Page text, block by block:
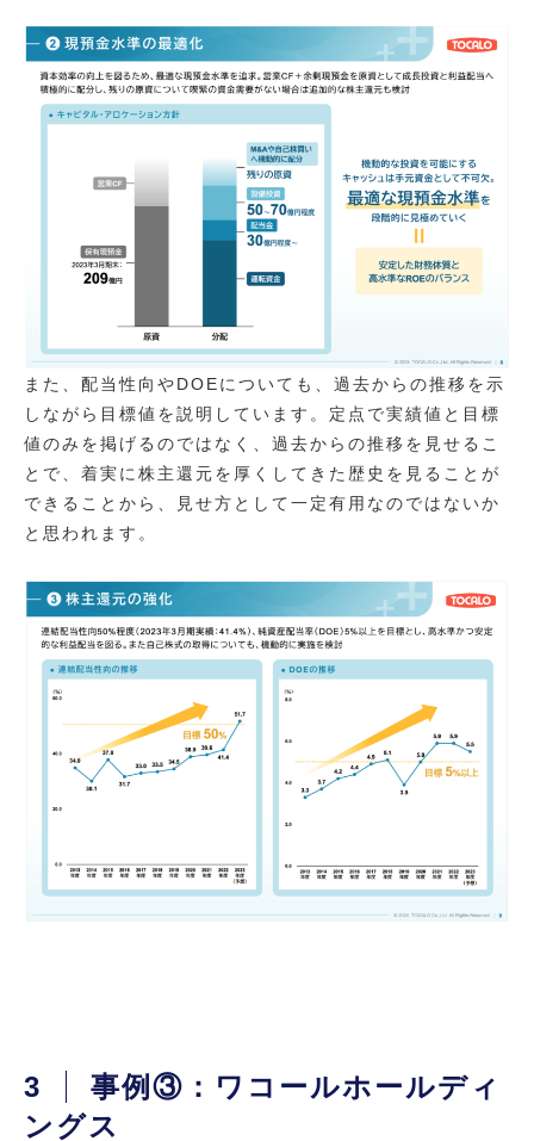
また、配当性向やDOEについても、過去からの推移を示
しながら目標値を説明しています。定点で実績値と目標
値のみを掲げるのではなく、過去からの推移を見せるこ
とで、着実に株主還元を厚くしてきた歴史を見ることが
できることから、見せ方として一定有用なのではないか
と思われます。
3
事例③：ワコールホールディ
ングス